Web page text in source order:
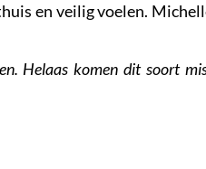
en veilig voelen.
Helaas komen dit soort